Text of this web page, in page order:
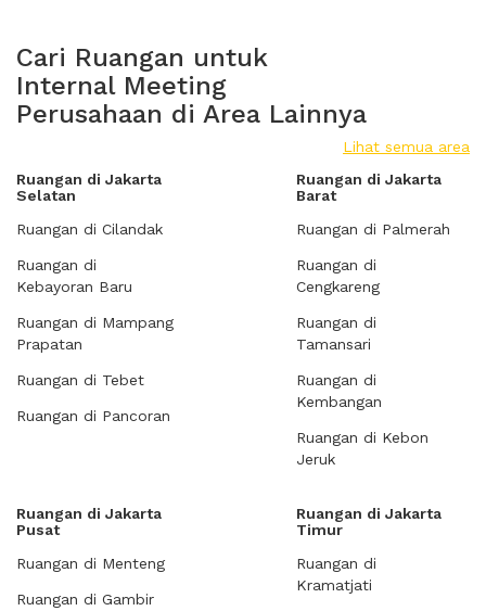
Cari Ruangan untuk
Internal Meeting
Perusahaan di Area Lainnya
Lihat semua area
Ruangan di Jakarta
Selatan
Ruangan di Cilandak
Ruangan di
Kebayoran Baru
Ruangan di Mampang
Prapatan
Ruangan di Tebet
Ruangan di Pancoran
Ruangan di Jakarta
Barat
Ruangan di Palmerah
Ruangan di
Cengkareng
Ruangan di
Tamansari
Ruangan di
Kembangan
Ruangan di Kebon
Jeruk
Ruangan di Jakarta
Pusat
Ruangan di Menteng
Ruangan di Gambir
Ruangan di Jakarta
Timur
Ruangan di
Kramatjati